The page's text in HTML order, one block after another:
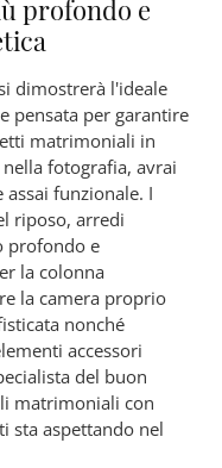
profondo e
dimostrerà l'ideale
pensata per garantire
matrimoniali in
fotografia, avrai
funzionale. I
riposo, arredi
profondo e
la colonna
la camera proprio
nonché
accessori
del buon
matrimoniali con
sta aspettando nel